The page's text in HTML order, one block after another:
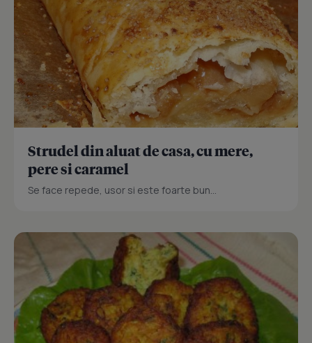
Strudel din aluat de casa, cu mere,
pere si caramel
Se face repede, usor si este foarte bun...